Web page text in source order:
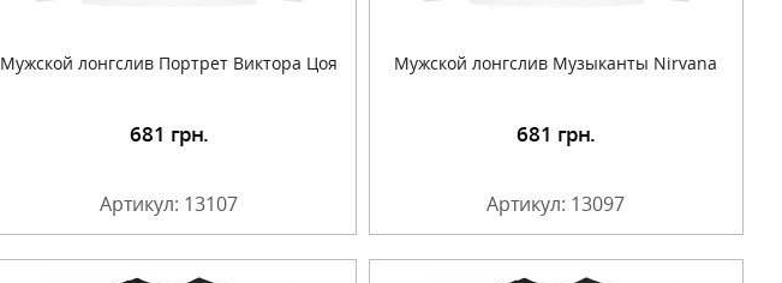
Мужской лонгслив Портрет Виктора Цоя
681 грн.
Артикул: 13107
Мужской лонгслив Музыканты Nirvana
Подробнее 681 грн.
Артикул: 13097